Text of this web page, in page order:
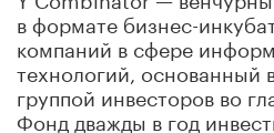
в формате бизнес-
компаний в сфере
технологий, основанный
группой инвесторов во
Фонд дважды в год